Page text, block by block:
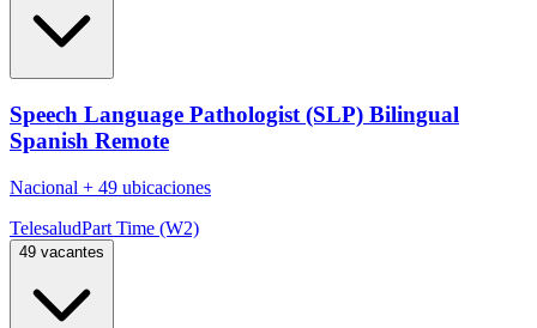
Speech Language Pathologist (SLP) Bilingual
Spanish Remote
Nacional + 49 ubicaciones
TelesaludPart Time (W2)
49 vacantes